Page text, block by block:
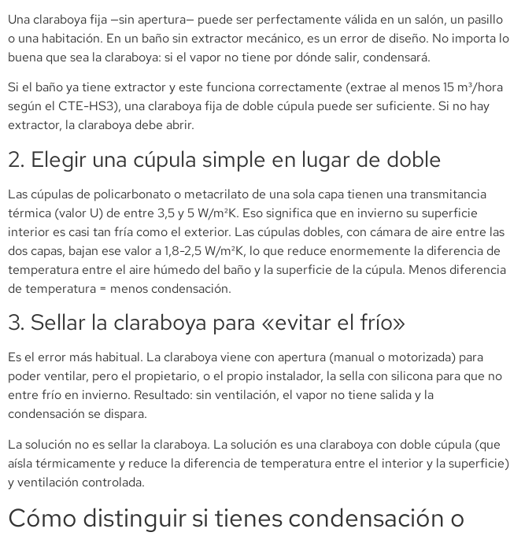
Una claraboya fija —sin apertura— puede ser perfectamente válida en un salón, un pasillo
o una habitación. En un baño sin extractor mecánico, es un error de diseño. No importa lo
buena que sea la claraboya: si el vapor no tiene por dónde salir, condensará.
Si el baño ya tiene extractor y este funciona correctamente (extrae al menos 15 m³/hora
según el CTE-HS3), una claraboya fija de doble cúpula puede ser suficiente. Si no hay
extractor, la claraboya debe abrir.
2. Elegir una cúpula simple en lugar de doble
Las cúpulas de policarbonato o metacrilato de una sola capa tienen una transmitancia
térmica (valor U) de entre 3,5 y 5 W/m²K. Eso significa que en invierno su superficie
interior es casi tan fría como el exterior. Las cúpulas dobles, con cámara de aire entre las
dos capas, bajan ese valor a 1,8-2,5 W/m²K, lo que reduce enormemente la diferencia de
temperatura entre el aire húmedo del baño y la superficie de la cúpula. Menos diferencia
de temperatura = menos condensación.
3. Sellar la claraboya para «evitar el frío»
Es el error más habitual. La claraboya viene con apertura (manual o motorizada) para
poder ventilar, pero el propietario, o el propio instalador, la sella con silicona para que no
entre frío en invierno. Resultado: sin ventilación, el vapor no tiene salida y la
condensación se dispara.
La solución no es sellar la claraboya. La solución es una claraboya con doble cúpula (que
aísla térmicamente y reduce la diferencia de temperatura entre el interior y la superficie)
y ventilación controlada.
Cómo distinguir si tienes condensación o